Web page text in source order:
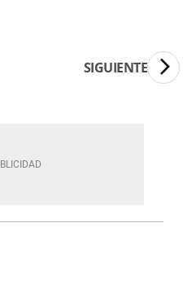
SIGUIENTE